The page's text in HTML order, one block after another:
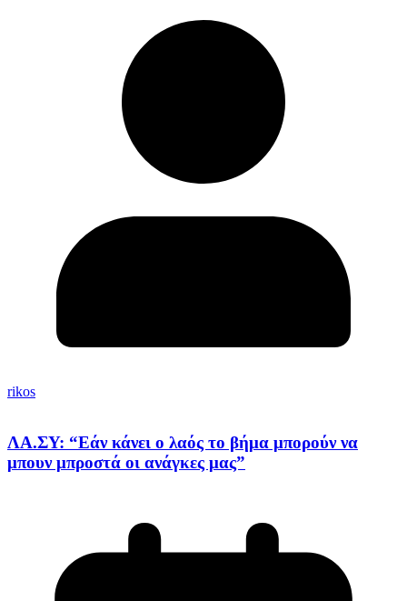
rikos
ΛΑ.ΣΥ: “Εάν κάνει ο λαός το βήμα μπορούν να
μπουν μπροστά οι ανάγκες μας”